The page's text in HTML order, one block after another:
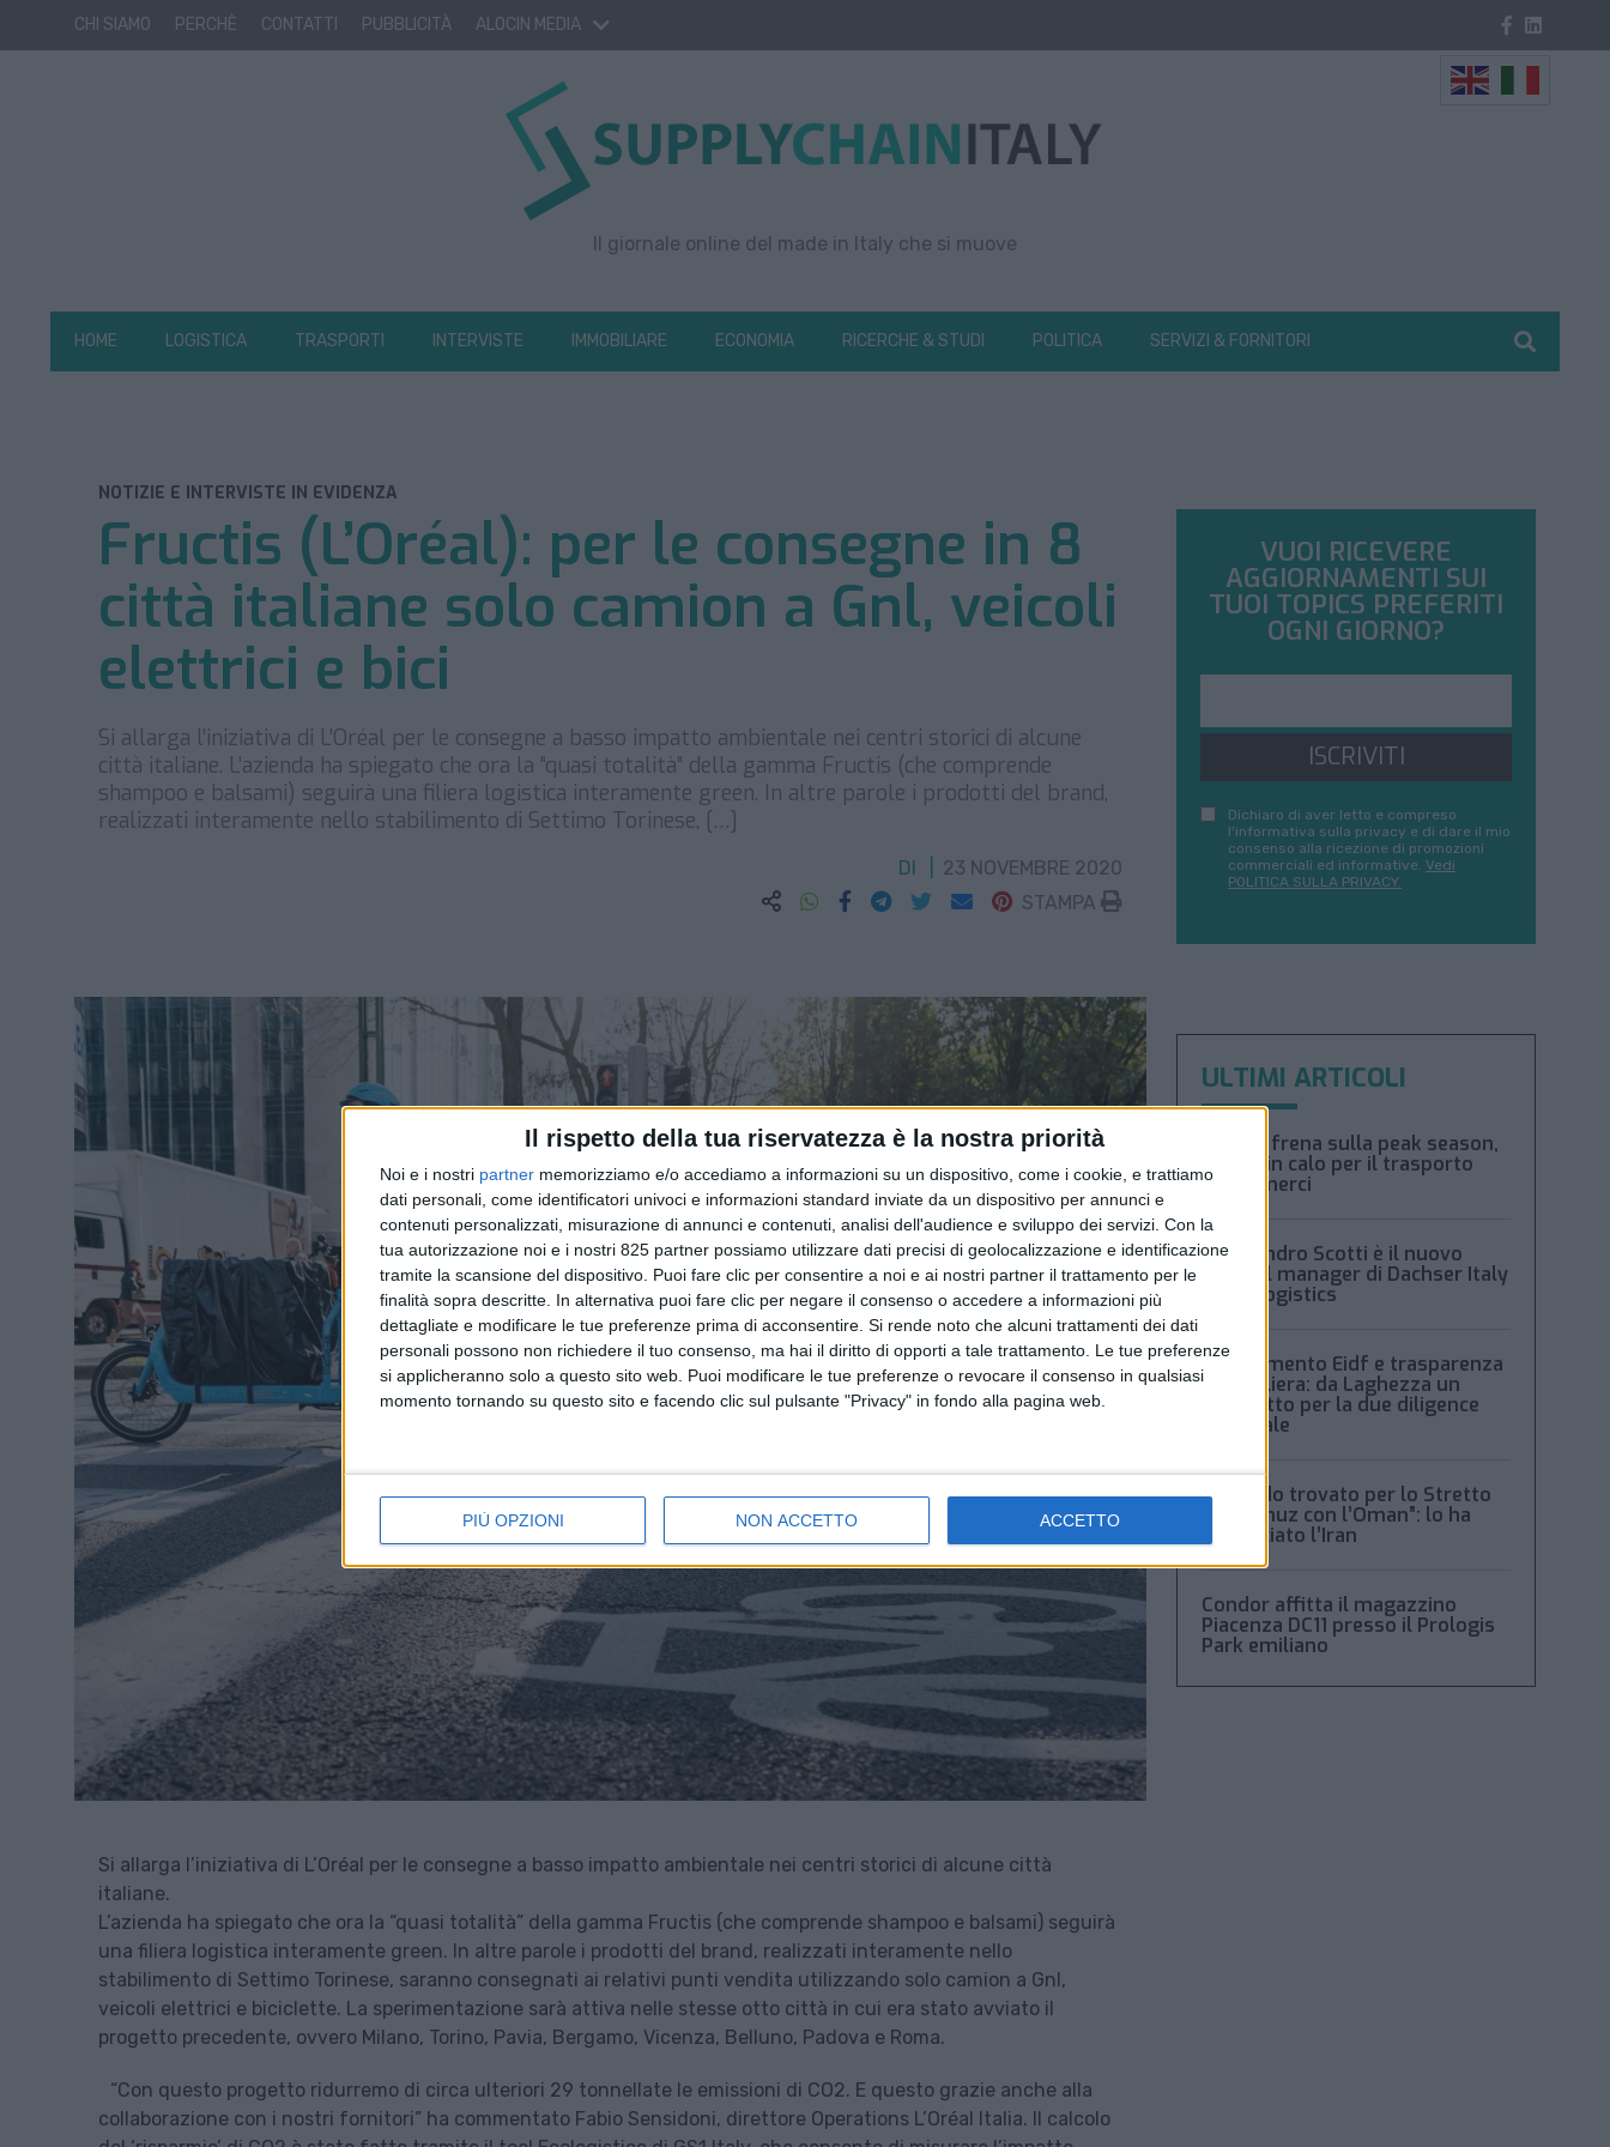
Il rispetto della tua riservatezza è la nostra priorità
Noi e i nostri partner memorizziamo e/o accediamo a informazioni su un dispositivo, come i cookie, e trattiamo
dati personali, come identificatori univoci e informazioni standard inviate da un dispositivo per annunci e
contenuti personalizzati, misurazione di annunci e contenuti, analisi dell'audience e sviluppo dei servizi. Con la
tua autorizzazione noi e i nostri 825 partner possiamo utilizzare dati precisi di geolocalizzazione e identificazione
tramite la scansione del dispositivo. Puoi fare clic per consentire a noi e ai nostri partner il trattamento per le
finalità sopra descritte. In alternativa puoi fare clic per negare il consenso o accedere a informazioni più
dettagliate e modificare le tue preferenze prima di acconsentire. Si rende noto che alcuni trattamenti dei dati
personali possono non richiedere il tuo consenso, ma hai il diritto di opporti a tale trattamento. Le tue preferenze
si applicheranno solo a questo sito web. Puoi modificare le tue preferenze o revocare il consenso in qualsiasi
momento tornando su questo sito e facendo clic sul pulsante "Privacy" in fondo alla pagina web.
PIÙ OPZIONI NON ACCETTO ACCETTO
CHI SIAMO PERCHÈ CONTATTI PUBBLICITÀ ALOCIN MEDIA
Il giornale online del made in Italy che si muove
HOME LOGISTICA TRASPORTI INTERVISTE IMMOBILIARE ECONOMIA RICERCHE & STUDI POLITICA SERVIZI & FORNITORI
NOTIZIE E INTERVISTE IN EVIDENZA
Fructis (L’Oréal): per le consegne in 8
città italiane solo camion a Gnl, veicoli
elettrici e bici
Si allarga l’iniziativa di L’Oréal per le consegne a basso impatto ambientale nei centri storici di alcune
città italiane. L’azienda ha spiegato che ora la “quasi totalità” della gamma Fructis (che comprende
shampoo e balsami) seguirà una filiera logistica interamente green. In altre parole i prodotti del brand,
realizzati interamente nello stabilimento di Settimo Torinese, […]
DI
23 NOVEMBRE 2020
STAMPA
Si allarga l’iniziativa di L’Oréal per le consegne a basso impatto ambientale nei centri storici di alcune città
italiane.
L’azienda ha spiegato che ora la “quasi totalità” della gamma Fructis (che comprende shampoo e balsami) seguirà
una filiera logistica interamente green. In altre parole i prodotti del brand, realizzati interamente nello
stabilimento di Settimo Torinese, saranno consegnati ai relativi punti vendita utilizzando solo camion a Gnl,
veicoli elettrici e biciclette. La sperimentazione sarà attiva nelle stesse otto città in cui era stato avviato il
progetto precedente, ovvero Milano, Torino, Pavia, Bergamo, Vicenza, Belluno, Padova e Roma.
“Con questo progetto ridurremo di circa ulteriori 29 tonnellate le emissioni di CO2. E questo grazie anche alla
collaborazione con i nostri fornitori” ha commentato Fabio Sensidoni, direttore Operations L’Oréal Italia. Il calcolo
VUOI RICEVERE
AGGIORNAMENTI SUI
TUOI TOPICS PREFERITI
OGNI GIORNO?
ISCRIVITI
Dichiaro di aver letto e compreso
l'informativa sulla privacy e di dare il mio
consenso alla ricezione di promozioni
commerciali ed informative. Vedi
POLITICA SULLA PRIVACY.
ULTIMI ARTICOLI
Xeneta frena sulla peak season,
tariffe in calo per il trasporto
aereo merci
Alessandro Scotti è il nuovo
general manager di Dachser Italy
Food Logistics
Regolamento Eidf e trasparenza
della filiera: da Laghezza un
pacchetto per la due diligence
aziendale
“Accordo trovato per lo Stretto
di Hormuz con l’Oman”: lo ha
annunciato l’Iran
Condor affitta il magazzino
Piacenza DC11 presso il Prologis
Park emiliano